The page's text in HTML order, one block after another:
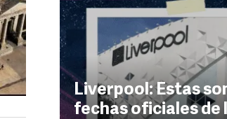
Liverpool: Estas
fechas oficiales de